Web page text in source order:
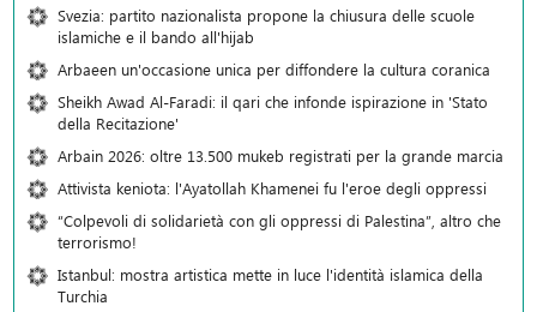
Svezia: partito nazionalista propone la chiusura delle scuole
islamiche e il bando all'hijab
Arbaeen un'occasione unica per diffondere la cultura coranica
Sheikh Awad Al-Faradi: il qari che infonde ispirazione in 'Stato
della Recitazione'
Arbain 2026: oltre 13.500 mukeb registrati per la grande marcia
Attivista keniota: l'Ayatollah Khamenei fu l'eroe degli oppressi
“Colpevoli di solidarietà con gli oppressi di Palestina”, altro che
terrorismo!
Istanbul: mostra artistica mette in luce l'identità islamica della
Turchia